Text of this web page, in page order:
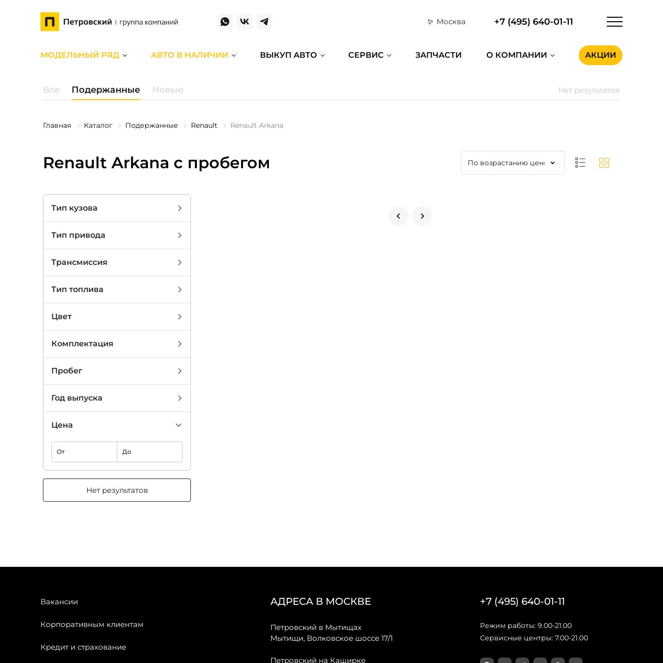
Москва +7 (495) 640-01-11
МОДЕЛЬНЫЙ РЯД АВТО В НАЛИЧИИ ВЫКУП АВТО СЕРВИС ЗАПЧАСТИ О КОМПАНИИ АКЦИИ
Все Подержанные Новые Нет результатов
Главная Каталог Подержанные Renault Renault Arkana
Renault Arkana с пробегом
Тип кузова
Тип привода
Трансмиссия
Тип топлива
Цвет
Комплектация
Пробег
Год выпуска
Цена
От До
Нет результатов
Вакансии
Корпоративным клиентам
Кредит и страхование
АДРЕСА В МОСКВЕ
Петровский в Мытищах
Мытищи, Волковское шоссе 17/1
Петровский на Каширке
+7 (495) 640-01-11
Режим работы: 9.00-21.00
Сервисные центры: 7.00-21.00